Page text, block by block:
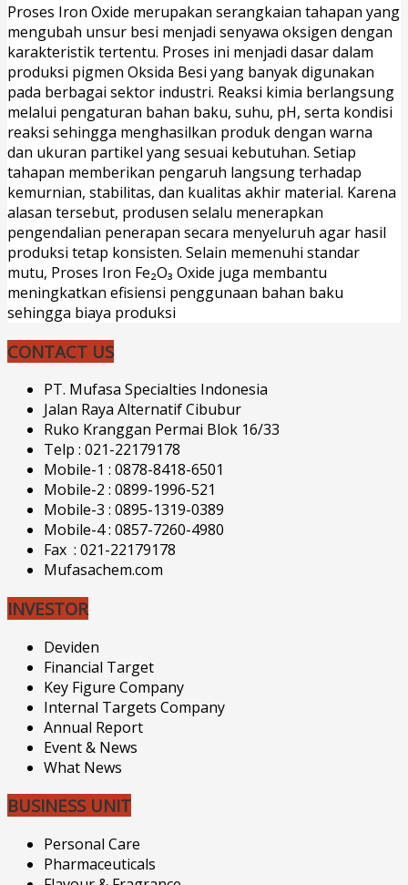
Proses Iron Oxide merupakan serangkaian tahapan yang
mengubah unsur besi menjadi senyawa oksigen dengan
karakteristik tertentu. Proses ini menjadi dasar dalam
produksi pigmen Oksida Besi yang banyak digunakan
pada berbagai sektor industri. Reaksi kimia berlangsung
melalui pengaturan bahan baku, suhu, pH, serta kondisi
reaksi sehingga menghasilkan produk dengan warna
dan ukuran partikel yang sesuai kebutuhan. Setiap
tahapan memberikan pengaruh langsung terhadap
kemurnian, stabilitas, dan kualitas akhir material. Karena
alasan tersebut, produsen selalu menerapkan
pengendalian penerapan secara menyeluruh agar hasil
produksi tetap konsisten. Selain memenuhi standar
mutu, Proses Iron Fe₂O₃ Oxide juga membantu
meningkatkan efisiensi penggunaan bahan baku
sehingga biaya produksi
CONTACT US
PT. Mufasa Specialties Indonesia
Jalan Raya Alternatif Cibubur
Ruko Kranggan Permai Blok 16/33
Telp : 021-22179178
Mobile-1 : 0878-8418-6501
Mobile-2 : 0899-1996-521
Mobile-3 : 0895-1319-0389
Mobile-4 : 0857-7260-4980
Fax : 021-22179178
Mufasachem.com
INVESTOR
Deviden
Financial Target
Key Figure Company
Internal Targets Company
Annual Report
Event & News
What News
BUSINESS UNIT
Personal Care
Pharmaceuticals